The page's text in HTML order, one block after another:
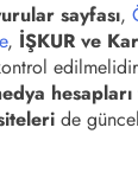
sayfası,
, İŞKUR ve
de